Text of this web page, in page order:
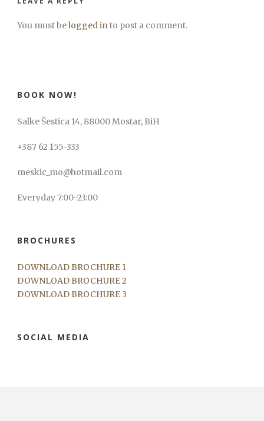
You must belogged into post a comment.
BOOK NOW!
Salke Šestica 14, 88000 Mostar, BiH
+387 62 155-333
meskic_mo@hotmail.com
Everyday 7:00-23:00
BROCHURES
DOWNLOAD BROCHURE 1
DOWNLOAD BROCHURE 2
DOWNLOAD BROCHURE 3
SOCIAL MEDIA